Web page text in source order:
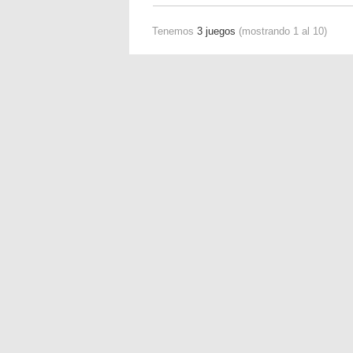
Tenemos 3 juegos (mostrando 1 al 10)